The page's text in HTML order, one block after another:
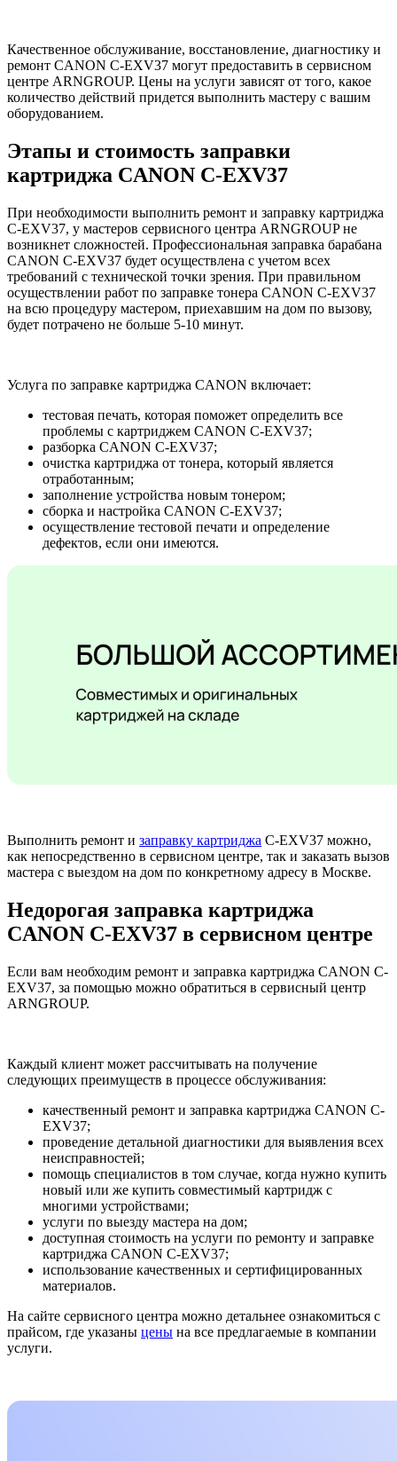
Качественное обслуживание, восстановление, диагностику и
ремонт CANON C-EXV37 могут предоставить в сервисном
центре ARNGROUP. Цены на услуги зависят от того, какое
количество действий придется выполнить мастеру с вашим
оборудованием.
Этапы и стоимость заправки
картриджа CANON C-EXV37
При необходимости выполнить ремонт и заправку картриджа
C-EXV37, у мастеров сервисного центра ARNGROUP не
возникнет сложностей. Профессиональная заправка барабана
CANON C-EXV37 будет осуществлена с учетом всех
требований с технической точки зрения. При правильном
осуществлении работ по заправке тонера CANON C-EXV37
на всю процедуру мастером, приехавшим на дом по вызову,
будет потрачено не больше 5-10 минут.
Услуга по заправке картриджа CANON включает:
тестовая печать, которая поможет определить все
проблемы с картриджем CANON C-EXV37;
разборка CANON C-EXV37;
очистка картриджа от тонера, который является
отработанным;
заполнение устройства новым тонером;
сборка и настройка CANON C-EXV37;
осуществление тестовой печати и определение
дефектов, если они имеются.
Выполнить ремонт и заправку картриджа C-EXV37 можно,
как непосредственно в сервисном центре, так и заказать вызов
мастера с выездом на дом по конкретному адресу в Москве.
Недорогая заправка картриджа
CANON C-EXV37 в сервисном центре
Если вам необходим ремонт и заправка картриджа CANON C-
EXV37, за помощью можно обратиться в сервисный центр
ARNGROUP.
Каждый клиент может рассчитывать на получение
следующих преимуществ в процессе обслуживания:
качественный ремонт и заправка картриджа CANON C-
EXV37;
проведение детальной диагностики для выявления всех
неисправностей;
помощь специалистов в том случае, когда нужно купить
новый или же купить совместимый картридж с
многими устройствами;
услуги по выезду мастера на дом;
доступная стоимость на услуги по ремонту и заправке
картриджа CANON C-EXV37;
использование качественных и сертифицированных
материалов.
На сайте сервисного центра можно детальнее ознакомиться с
прайсом, где указаны цены на все предлагаемые в компании
услуги.